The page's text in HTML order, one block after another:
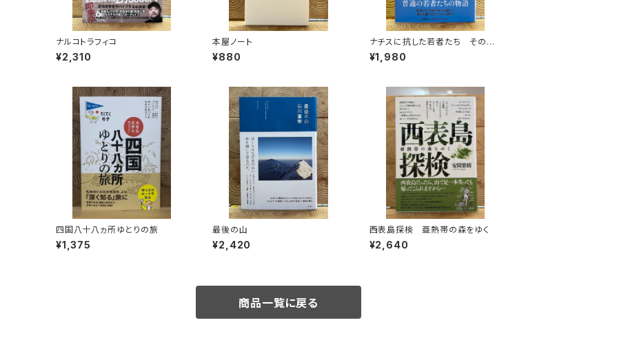
ナルコトラフィコ
¥2,310
本屋ノート
¥880
ナチスに抗した若者たち その生
き方を問う
¥1,980
四国八十八ヵ所ゆとりの旅
¥1,375
最後の山
¥2,420
西表島探検 亜熱帯の森をゆく
¥2,640
商品一覧に戻る